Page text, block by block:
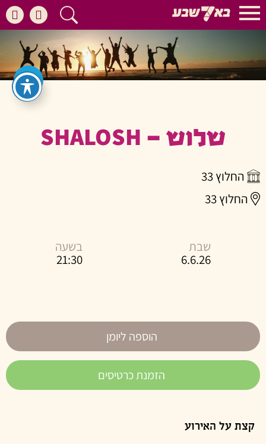
שלוש – SHALOSH
החלוץ 33
החלוץ 33
שבת
6.6.26
בשעה
21:30
הוספה ליומן
הזמנת כרטיסים
קצת על האירוע